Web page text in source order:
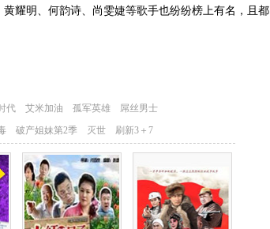
耀明、何韵诗、尚雯婕等歌手也纷纷榜上有名，且都